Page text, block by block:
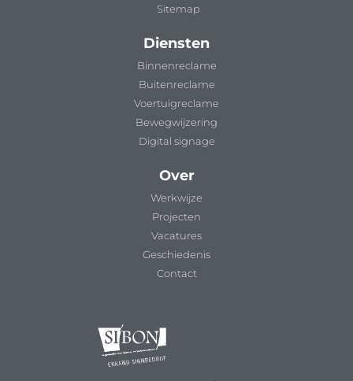
Sitemap
Diensten
Binnenreclame
Buitenreclame
Voertuigreclame
Bewegwijzering
Digital signage
Over
Werkwijze
Projecten
Vacatures
Geschiedenis
Contact